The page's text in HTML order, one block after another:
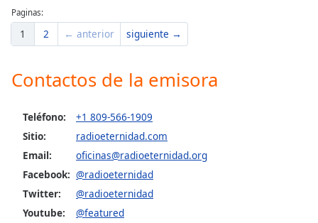
Background
Color
Edge
Style
Paginas:
1 2 ← anterior siguiente →
Contactos de la emisora
Teléfono:
+1 809-566-1909
Sitio:
radioeternidad.com
Email:
oficinas@radioeternidad.org
Facebook: @radioeternidad
Twitter:
@radioeternidad
Youtube:
@featured